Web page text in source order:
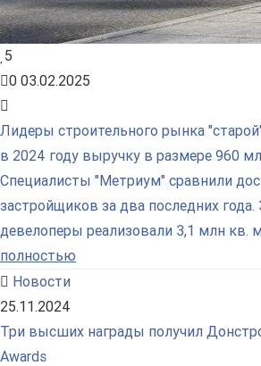
5
0 03.02.2025
Лидеры строительного рынка
в 2024 году выручку в размере 960
Специалисты "Метриум" сравнили
застройщиков за два последних
девелоперы реализовали 3,1 млн кв.
полностью
Новости
25.11.2024
Три высших награды получил
Awards